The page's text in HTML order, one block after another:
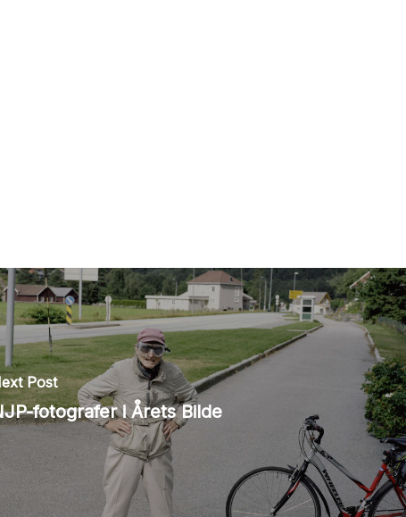
Post
fotografer i Årets Bilde